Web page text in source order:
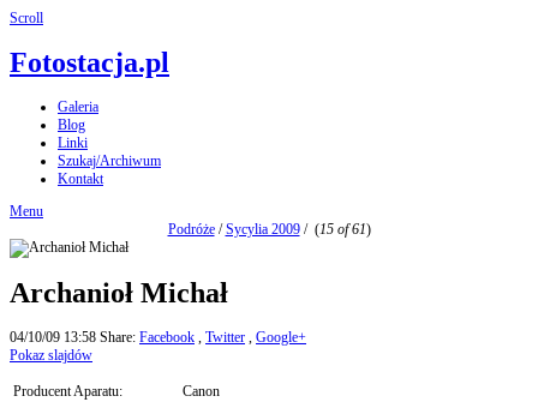
Scroll
Fotostacja.pl
Galeria
Blog
Linki
Szukaj/Archiwum
Kontakt
Menu
Podróże/Sycylia 2009/ (15 of 61)
Archanioł Michał
04/10/09 13:58 Share: Facebook , Twitter , Google+
Pokaz slajdów
Producent Aparatu:
Canon